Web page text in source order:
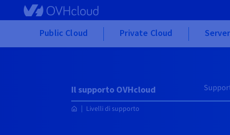
Skip to main content
Public Cloud Private Cloud
Il supporto OVHcloud
Livelli di supporto